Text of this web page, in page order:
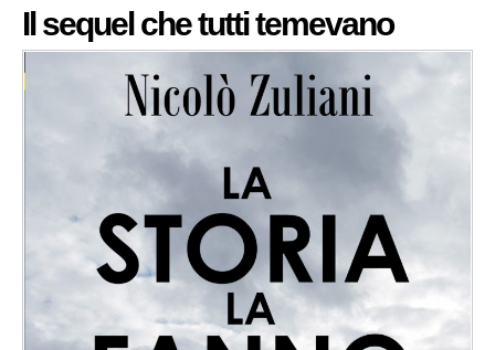
Il sequel che tutti temevano